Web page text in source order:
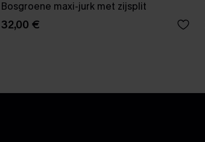
Bosgroene maxi-jurk met zijsplit
32,00 €